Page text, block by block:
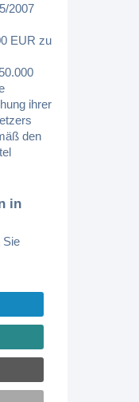
2007
EUR zu
ihrer
den
in
Sie